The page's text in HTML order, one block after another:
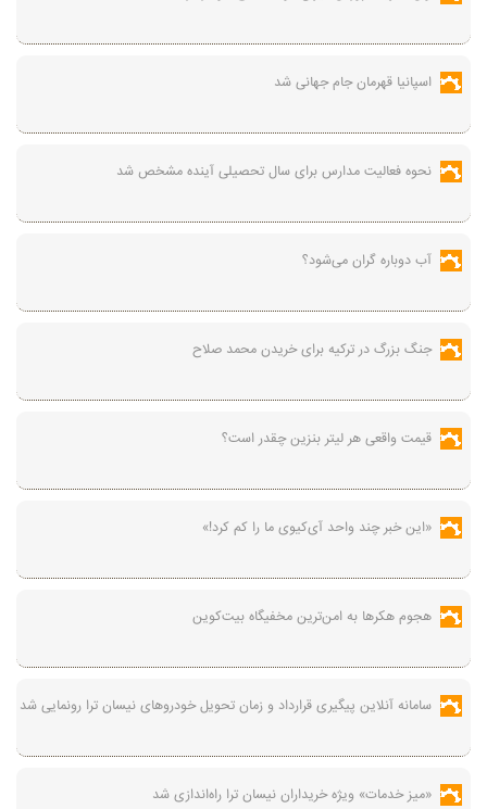
اسپانیا قهرمان جام جهانی شد
نحوه فعالیت مدارس برای سال تحصیلی آینده مشخص شد
آب دوباره گران می‌شود؟
جنگ بزرگ در ترکیه برای خریدن محمد صلاح
قیمت واقعی هر لیتر بنزین چقدر است؟
«این خبر چند واحد آی‌کیوی ما را کم کرد!»
هجوم هکرها به امن‌ترین مخفیگاه بیت‌کوین
سامانه آنلاین پیگیری قرارداد‌ و زمان تحویل خودرو‌های نیسان ترا رونمایی شد
«میز خدمات» ویژه خریداران نیسان ترا راه‌اندازی شد